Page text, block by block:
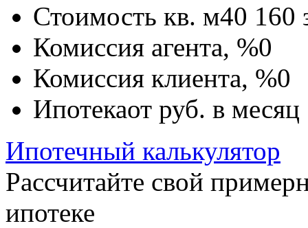
Стоимость кв. м40 160
Комиссия агента, %0
Комиссия клиента, %0
Ипотекаот руб. в месяц
Ипотечный калькулятор
Рассчитайте свой
ипотеке